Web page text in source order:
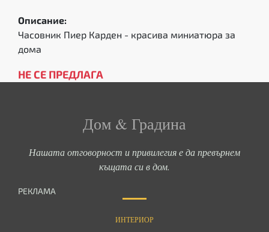
Описание:
Часовник Пиер Карден - красива миниатюра за
дома
НЕ СЕ ПРЕДЛАГА
Дом & Градина
Нашата отговорност и привилегия е да превърнем
къщата си в дом.
РЕКЛАМА
ИНТЕРИОР